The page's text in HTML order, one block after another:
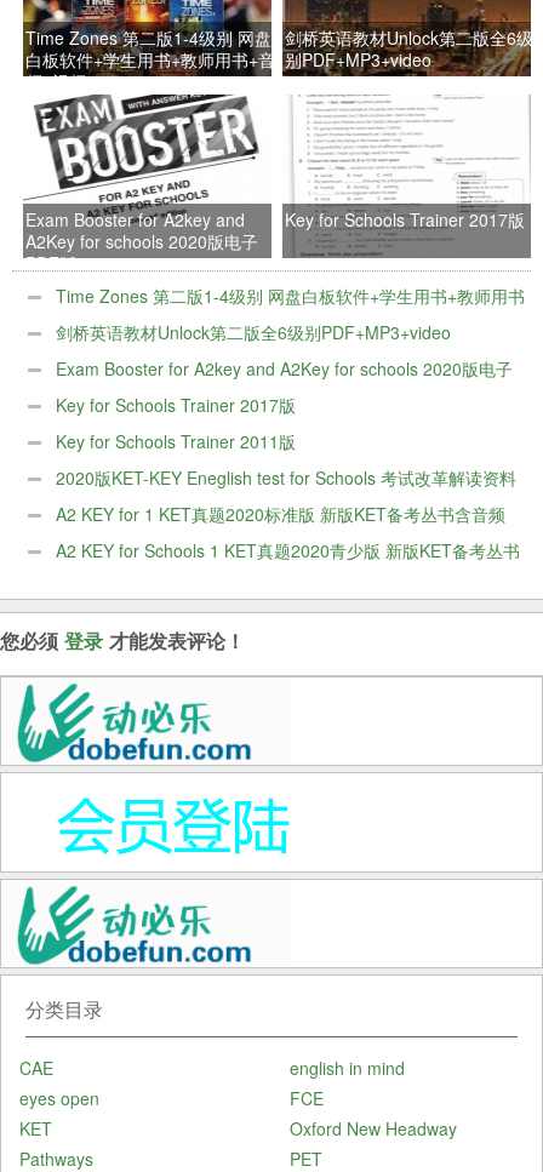
Time Zones 第二版1-4级别 网盘
白板软件+学生用书+教师用书+音
频+视频
剑桥英语教材Unlock第二版全6级
别PDF+MP3+video
Exam Booster for A2key and
A2Key for schools 2020版电子
PDF版
Key for Schools Trainer 2017版
Time Zones 第二版1-4级别 网盘白板软件+学生用书+教师用书
+音频+视频
剑桥英语教材Unlock第二版全6级别PDF+MP3+video
Exam Booster for A2key and A2Key for schools 2020版电子
PDF版Key for Schools Trainer 2017版
Key for Schools Trainer 2011版
2020版KET-KEY Eneglish test for Schools 考试改革解读资料
包 A2 KEY for 1 KET真题2020标准版 新版KET备考丛书含音频
+百度网盘
A2 KEY for Schools 1 KET真题2020青少版 新版KET备考丛书
您必须 登录 才能发表评论！
分类目录
CAE
english in mind
eyes open
FCE
KET
Oxford New Headway
Pathways
PET